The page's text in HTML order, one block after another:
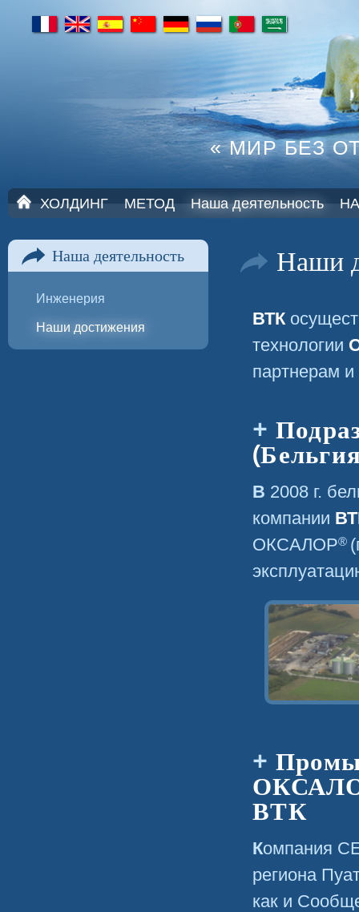
fr en es cn de ru pt ar
« МИР БЕЗ
Г
В
Н
А
ХОЛДИНГ МЕТОД Наша деятельность
Наша деятельность
Инженерия
Наши достижения
Наши
ВТК
технологии
партнерам и
В 2008 г.
компании
ОКСАЛОР®
ВТК
Компания СЕМЛ ДЮ МЕЛЮЗАЙЕН, созданная ассоциацией
региона
как и